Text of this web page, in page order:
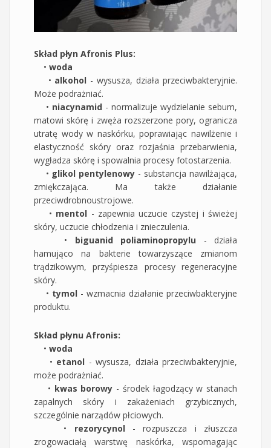
Skład płyn Afronis Plus:
• woda
• alkohol - wysusza, działa przeciwbakteryjnie.
Może podrażniać.
• niacynamid - normalizuje wydzielanie sebum,
matowi skórę i zwęża rozszerzone pory, ogranicza
utratę wody w naskórku, poprawiając nawilżenie i
elastyczność skóry oraz rozjaśnia przebarwienia,
wygładza skórę i spowalnia procesy fotostarzenia.
• glikol pentylenowy - substancja nawilżająca,
zmiękczająca. Ma także działanie
przeciwdrobnoustrojowe.
• mentol - zapewnia uczucie czystej i świeżej
skóry, uczucie chłodzenia i znieczulenia.
• biguanid poliaminopropylu - działa
hamująco na bakterie towarzyszące zmianom
trądzikowym, przyśpiesza procesy regeneracyjne
skóry.
• tymol - wzmacnia działanie przeciwbakteryjne
produktu.
Skład płynu Afronis:
• woda
• etanol - wysusza, działa przeciwbakteryjnie,
może podrażniać.
• kwas borowy - środek łagodzący w stanach
zapalnych skóry i zakażeniach grzybicznych,
szczególnie narządów płciowych.
• rezorycynol- rozpuszcza i złuszcza
zrogowaciałą warstwę naskórka, wspomagając